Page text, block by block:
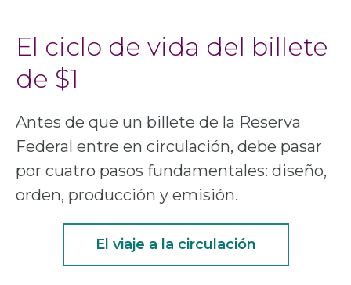
El ciclo de vida del billete
de $1
Antes de que un billete de la Reserva
Federal entre en circulación, debe pasar
por cuatro pasos fundamentales: diseño,
orden, producción y emisión.
El viaje a la circulación